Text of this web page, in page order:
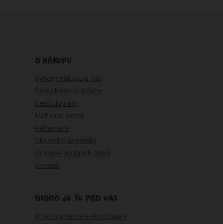
O NÁKUPU
Výhody nákupu u nás
Často kladené dotazy
Ceník dopravy
Možnosti plateb
Reklamace
Obchodní podmínky
Ochrana osobních údajů
Cookies
BIOOO JE TU PRO VÁS
O bio kosmetice a eko drogerii